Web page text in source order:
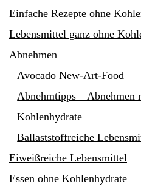
Einfache Rezepte ohne
Lebensmittel ganz ohne
Abnehmen
Avocado New-Art-Food
Abnehmtipps – Abnehmen
Kohlenhydrate
Ballaststoffreiche
Eiweißreiche Lebensmittel
Essen ohne Kohlenhydrate